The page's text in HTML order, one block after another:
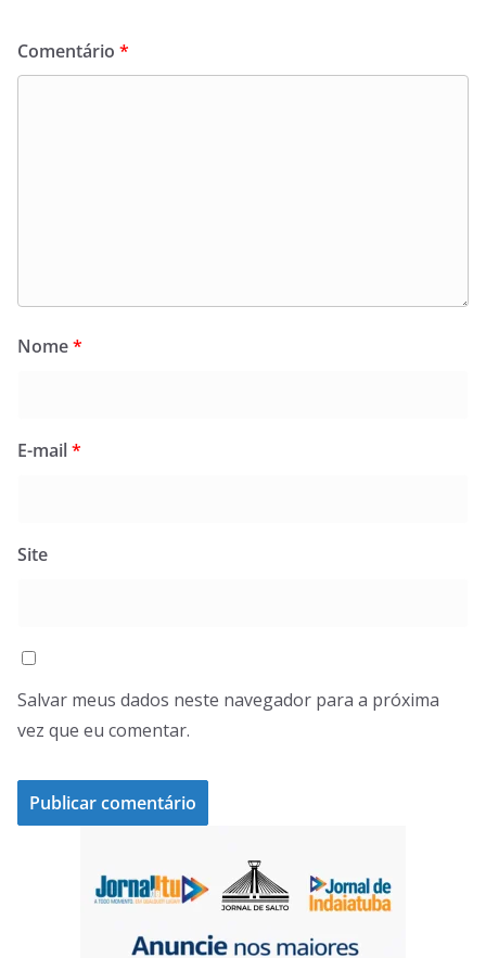
Comentário *
Nome*
E-mail*
Site
Salvar meus dados neste navegador para a próxima
vez que eu comentar.